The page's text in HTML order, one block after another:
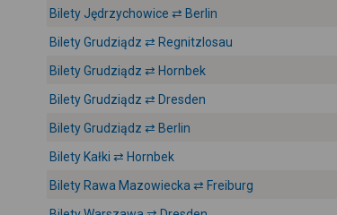
Bilety Jędrzychowice ⇄ Berlin
Bilety Grudziądz ⇄ Regnitzlosau
Bilety Grudziądz ⇄ Hornbek
Bilety Grudziądz ⇄ Dresden
Bilety Grudziądz ⇄ Berlin
Bilety Kałki ⇄ Hornbek
Bilety Rawa Mazowiecka ⇄ Freiburg